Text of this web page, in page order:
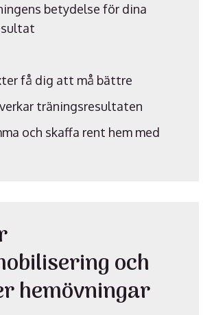
betydelse för dina
få dig att må bättre
träningsresultaten
och skaffa rent hem med
och
hemövningar